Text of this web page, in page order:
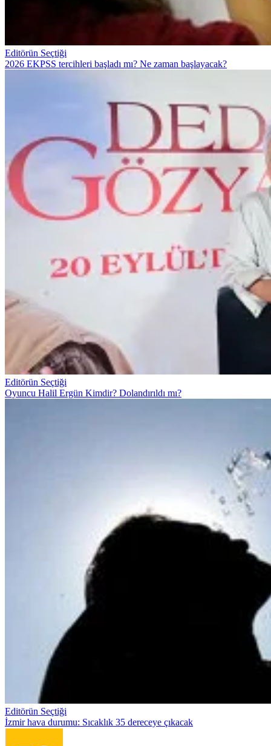
Editörün Seçtiği
2026 EKPSS tercihleri başladı mı? Ne zaman başlayacak?
Editörün Seçtiği
Oyuncu Halil Ergün Kimdir? Dolandırıldı mı?
Editörün Seçtiği
İzmir hava durumu: Sıcaklık 35 dereceye çıkacak